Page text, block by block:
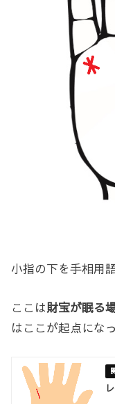
小指の下を手相用
ここは財宝が眠る
はここが起点にな